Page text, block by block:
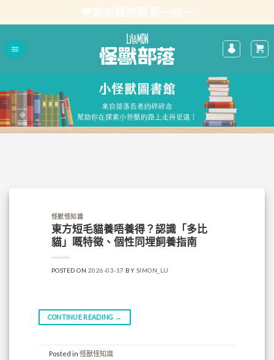
怪獸怪知識
東方短毛貓養唔養得？認識「多比
貓」嘅特徵、個性同埋飼養指南
POSTED ON 2026-03-17 BY SIMON_LU
CONTINUE READING →
Posted in 怪獸怪知識